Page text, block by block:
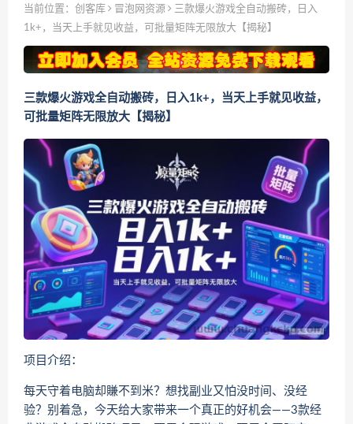
当前位置： 创客库 冒泡网资源
三款爆火游戏全自动搬砖，日入
1k+，当天上手就见收益，可批量矩阵无限放大【揭秘】
三款爆火游戏全自动搬砖，日入1k+，当天上手就见收益，
可批量矩阵无限放大【揭秘】
项目介绍：
每天守着电脑却賺不到米？想找副业又怕没时间、没经
验？别着急，今天给大家带来一个真正的好机会——3款经